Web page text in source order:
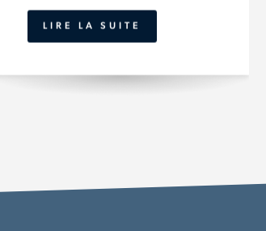
LIRE LA SUITE